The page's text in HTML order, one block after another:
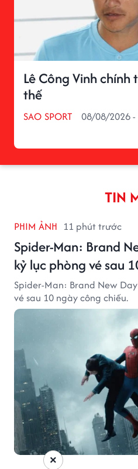
Lê Công Vinh
thế
SAO SPORT 08/08/2026
TIN
PHIM ẢNH 11 phút trước
Spider-Man: Brand
kỷ lục phòng vé sau
Spider-Man: Brand New
vé sau 10 ngày công chiếu.
×